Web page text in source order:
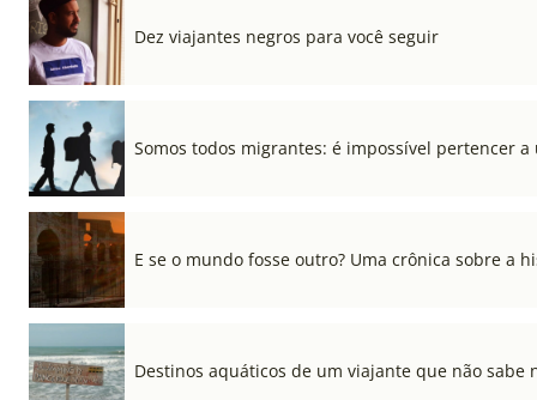
Dez viajantes negros para você seguir
Somos todos migrantes: é impossível pertencer a
E se o mundo fosse outro? Uma crônica sobre a
Destinos aquáticos de um viajante que não sabe